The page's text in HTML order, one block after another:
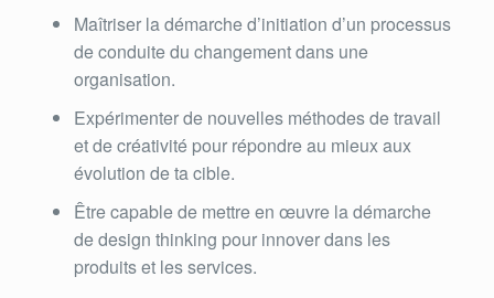
Maîtriser la démarche d’initiation d’un processus
de conduite du changement dans une
organisation.
Expérimenter de nouvelles méthodes de travail
et de créativité pour répondre au mieux aux
évolution de ta cible.
Être capable de mettre en œuvre la démarche
de design thinking pour innover dans les
produits et les services.